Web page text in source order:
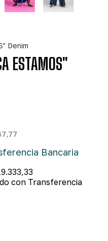
Denim
ESTAMOS"
Bancaria
con Transferencia